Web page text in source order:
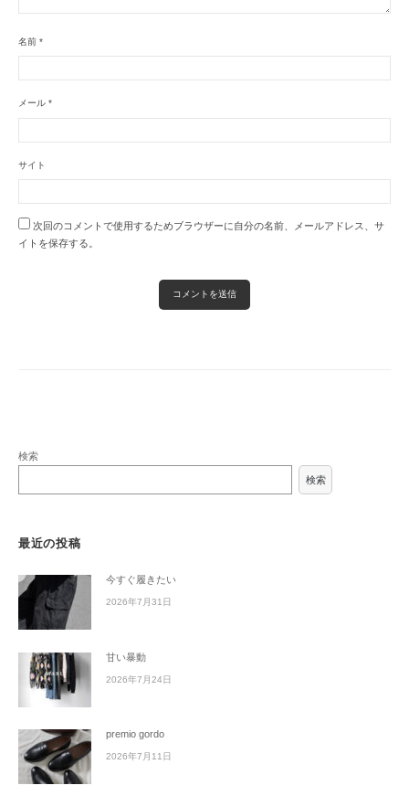
名前 *
メール *
サイト
次回のコメントで使用するためブラウザーに自分の名前、メールアドレス、サ
イトを保存する。
検索
検索
最近の投稿
今すぐ履きたい
2026年7月31日
甘い暴動
2026年7月24日
premio gordo
2026年7月11日